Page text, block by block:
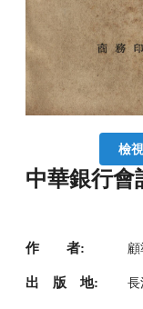
檢
中華銀行會
作 者:
出 版 地: 長